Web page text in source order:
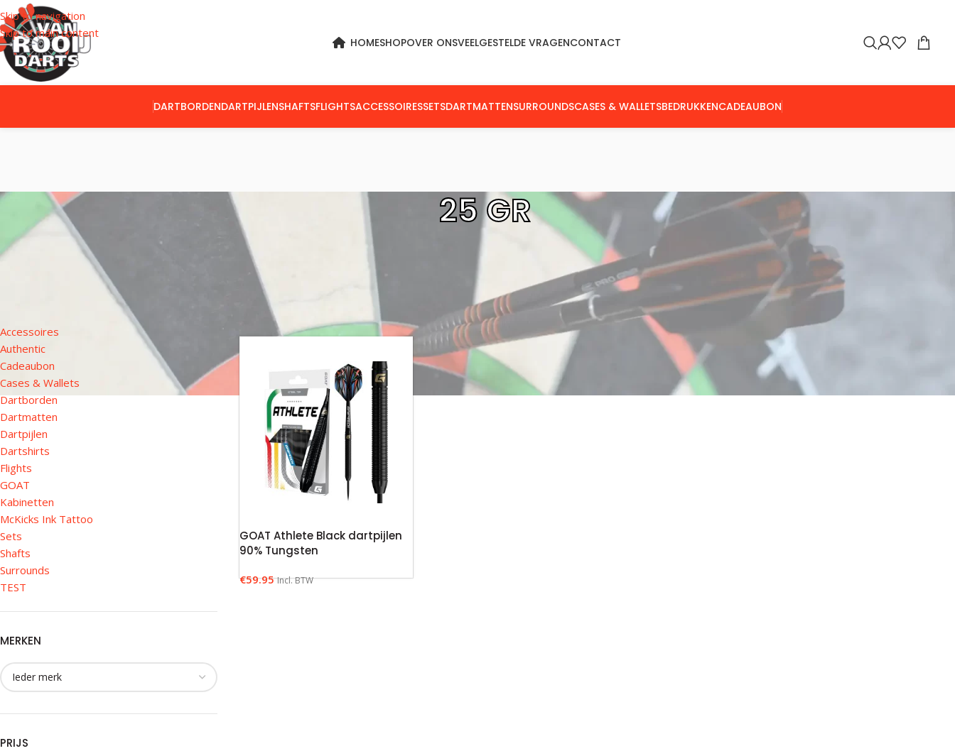
Skip to navigation
Skip to main content
HOMESHOPOVER ONSVEELGESTELDE VRAGENCONTACT
DARTBORDENDARTPIJLENSHAFTSFLIGHTSACCESSOIRESSETSDARTMATTENSURROUNDSCASES & WALLETSBEDRUKKENCADEAUBON
25 GR
Accessoires
Authentic
Cadeaubon
Cases & Wallets
Dartborden
Dartmatten
Dartpijlen
Dartshirts
Flights
GOAT
Kabinetten
McKicks Ink Tattoo
Sets
Shafts
Surrounds
TEST
MERKEN
PRIJS
Home Producten getagged “25 gr” Toon 9 24
GOAT Athlete Black dartpijlen
90% Tungsten
€59.95 Incl. BTW